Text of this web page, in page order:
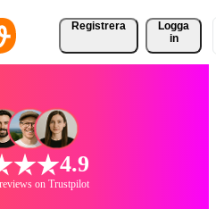
Registrera
Logga
in
4.9
on Trustpilot